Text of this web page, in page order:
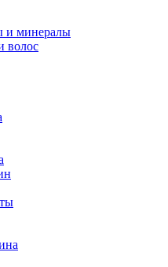
и минералы
волос